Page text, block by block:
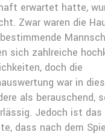
erwartet hatte,
Zwar waren die
sich zahlreiche
doch die
war in
als berauschend,
Jedoch ist das
dass nach dem